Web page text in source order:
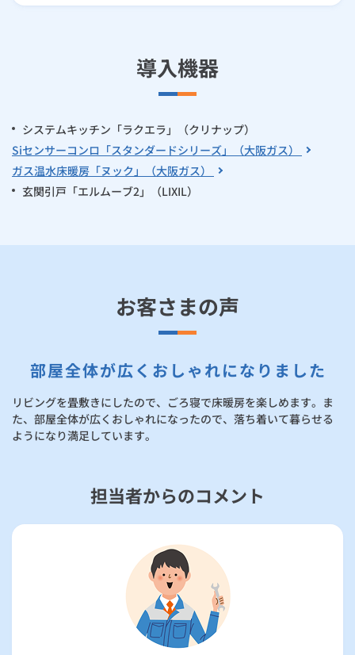
導入機器
システムキッチン「ラクエラ」（クリナップ）
Siセンサーコンロ「スタンダードシリーズ」（大阪ガス）
ガス温水床暖房「ヌック」（大阪ガス）
玄関引戸「エルムーブ2」（LIXIL）
お客さまの声
部屋全体が広くおしゃれになりました
リビングを畳敷きにしたので、ごろ寝で床暖房を楽しめます。ま
た、部屋全体が広くおしゃれになったので、落ち着いて暮らせる
ようになり満足しています。
担当者からのコメント